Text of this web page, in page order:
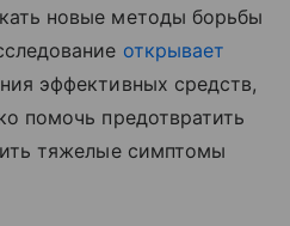
новые методы борьбы
открывает
эффективных средств,
помочь предотвратить
тяжелые симптомы